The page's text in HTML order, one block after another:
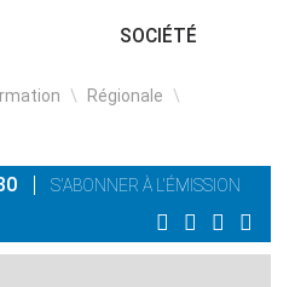
SOCIÉTÉ
\ Régionale \
S'ABONNER À L'ÉMISSION